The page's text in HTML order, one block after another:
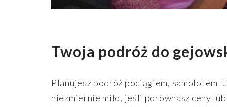
Twoja podróż do
Planujesz podróż pociągiem, samolotem
niezmiernie miło, jeśli porównasz ceny